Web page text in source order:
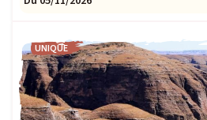
UNIQUE